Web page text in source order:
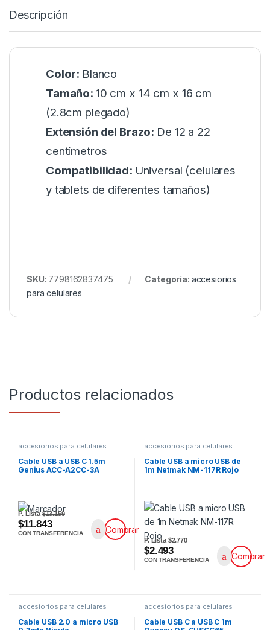
Descripción
Color: Blanco
Tamaño: 10 cm x 14 cm x 16 cm
(2.8cm plegado)
Extensión del Brazo: De 12 a 22
centímetros
Compatibilidad: Universal (celulares
y tablets de diferentes tamaños)
SKU: 7798162837475 Categoría: accesiorios
para celulares
Productos relacionados
accesiorios para celulares
Cable USB a USB C 1.5m
Genius ACC-A2CC-3A
P. Lista$13.159
$11.843
CON TRANSFERENCIA Comprar
accesiorios para celulares
Cable USB a micro USB de
1m Netmak NM-117R Rojo
P. Lista$2.770
$2.493
CON TRANSFERENCIA Comprar
accesiorios para celulares
Cable USB 2.0 a micro USB
accesiorios para celulares
Cable USB C a USB C 1m